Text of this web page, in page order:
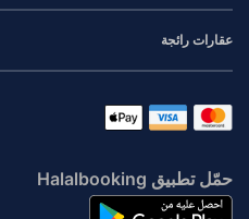
عقارات رائجة
حمّل تطبيق Halalbooking